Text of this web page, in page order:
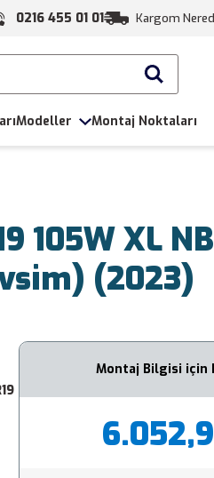
0216 455 01 01 Kargom
Modeller Montaj Noktaları
105W XL
(2023)
Montaj Bilgisi için